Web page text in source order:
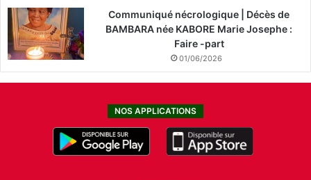
Communiqué nécrologique | Décès de
BAMBARA née KABORE Marie Josephe :
Faire -part
01/06/2026
NOS APPLICATIONS